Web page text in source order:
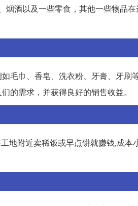
烟酒以及一些零食，其他一些物品
毛巾、香皂、洗衣粉、牙膏、牙刷
的需求，并获得良好的销售收益。
地附近卖稀饭或早点饼就赚钱,成本